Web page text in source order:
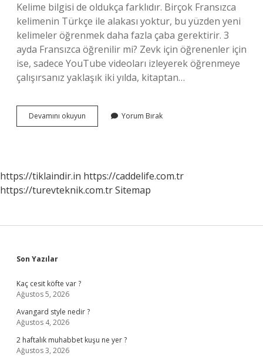
Kelime bilgisi de oldukça farklıdır. Birçok Fransızca
kelimenin Türkçe ile alakası yoktur, bu yüzden yeni
kelimeler öğrenmek daha fazla çaba gerektirir. 3
ayda Fransızca öğrenilir mi? Zevk için öğrenenler için
ise, sadece YouTube videoları izleyerek öğrenmeye
çalışırsanız yaklaşık iki yılda, kitaptan…
Devamını okuyun Fransızca
Öğrenmek
Yorum Bırak
https://tiklaindir.in https://caddelife.com.tr
https://turevteknik.com.trSitemap
Sidebar
Son Yazılar
Kaç cesit köfte var ?
Ağustos 5, 2026
Avangard style nedir ?
Ağustos 4, 2026
2 haftalık muhabbet kuşu ne yer ?
Ağustos 3, 2026